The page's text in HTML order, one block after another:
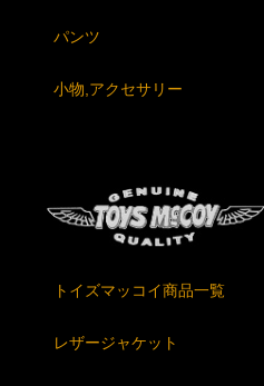
パンツ
小物,アクセサリー
トイズマッコイ商品一覧
レザージャケット